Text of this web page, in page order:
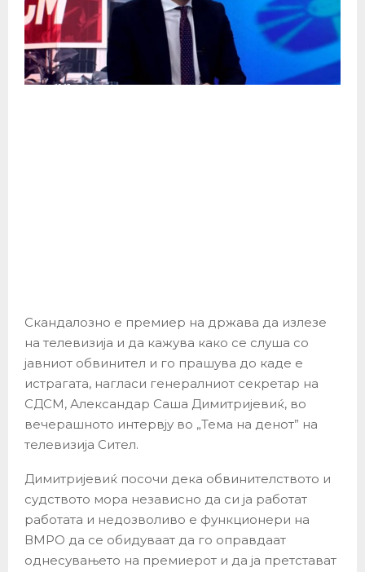
Скандалозно е премиер на држава да излезе
на телевизија и да кажува како се слуша со
јавниот обвинител и го прашува до каде е
истрагата, нагласи генералниот секретар на
СДСМ, Александар Саша Димитријевиќ, во
вечерашното интервју во „Тема на денот” на
телевизија Сител.
Димитријевиќ посочи дека обвинителството и
судството мора независно да си ја работат
работата и недозволиво е функционери на
ВМРО да се обидуваат да го оправдаат
однесувањето на премиерот и да ја претстават